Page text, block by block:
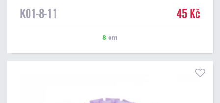
K01-8-11 45 Kč
8 cm